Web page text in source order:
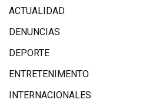
ACTUALIDAD
DENUNCIAS
DEPORTE
ENTRETENIMENTO
INTERNACIONALES